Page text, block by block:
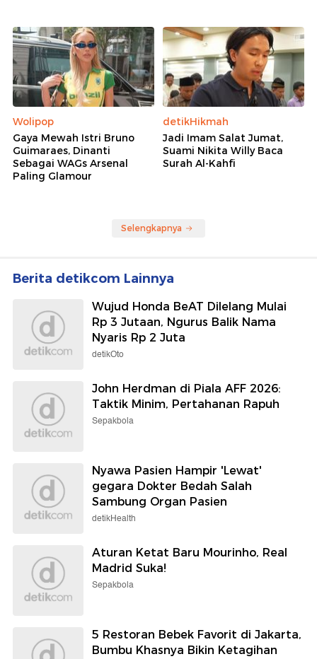
Wolipop
Gaya Mewah Istri Bruno
Guimaraes, Dinanti
Sebagai WAGs Arsenal
Paling Glamour
detikHikmah
Jadi Imam Salat Jumat,
Suami Nikita Willy Baca
Surah Al-Kahfi
Selengkapnya
Berita detikcom Lainnya
Wujud Honda BeAT Dilelang Mulai
Rp 3 Jutaan, Ngurus Balik Nama
Nyaris Rp 2 Juta
detikOto
John Herdman di Piala AFF 2026:
Taktik Minim, Pertahanan Rapuh
Sepakbola
Nyawa Pasien Hampir 'Lewat'
gegara Dokter Bedah Salah
Sambung Organ Pasien
detikHealth
Aturan Ketat Baru Mourinho, Real
Madrid Suka!
Sepakbola
5 Restoran Bebek Favorit di Jakarta,
Bumbu Khasnya Bikin Ketagihan